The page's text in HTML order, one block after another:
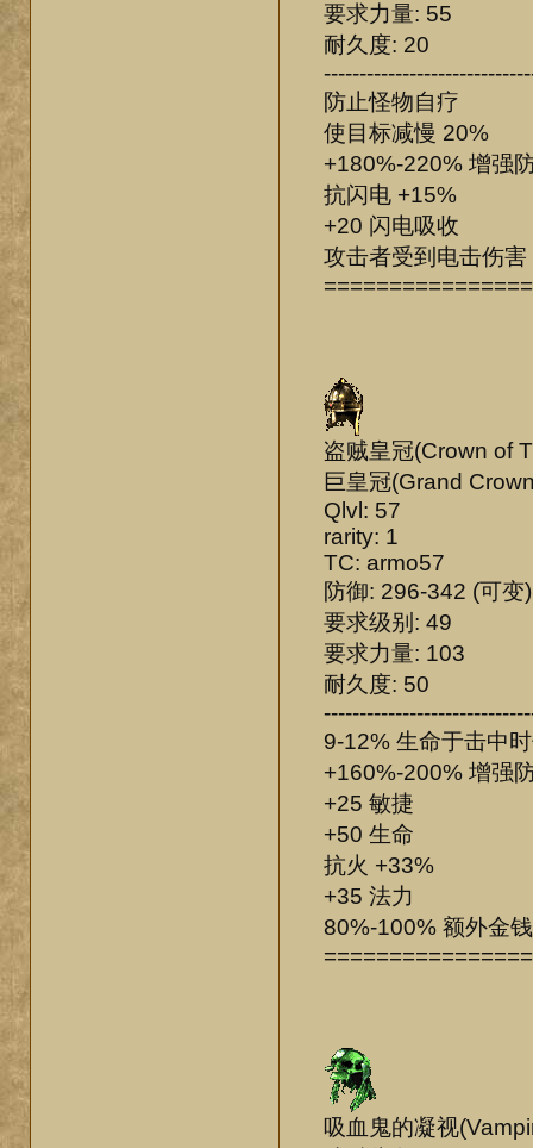
要求力量: 55
耐久度: 20
防止怪物自疗
使目标减慢 20%
+180%-220% 增强
抗闪电 +15%
+20 闪电吸收
攻击者受到电击伤害
盗贼皇冠(Crown of
巨皇冠(Grand
Qlvl: 57
rarity: 1
TC: armo57
防御: 296-342 (可
要求级别: 49
要求力量: 103
耐久度: 50
9-12% 生命于击中
+160%-200% 增强
+25 敏捷
+50 生命
抗火 +33%
+35 法力
80%-100% 额外金
吸血鬼的凝视